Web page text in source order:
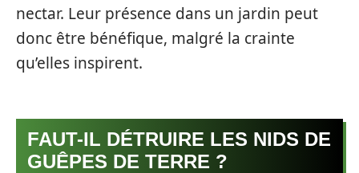
nectar. Leur présence dans un jardin peut
donc être bénéfique, malgré la crainte
qu’elles inspirent.
FAUT-IL DÉTRUIRE LES NIDS DE
GUÊPES DE TERRE ?